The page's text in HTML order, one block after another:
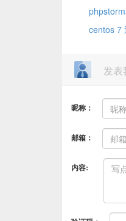
centos 7
发表
昵称：
邮箱：
内容: